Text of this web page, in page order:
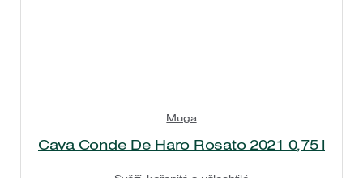
Muga
Cava Conde De Haro Rosato 2021 0,75 l